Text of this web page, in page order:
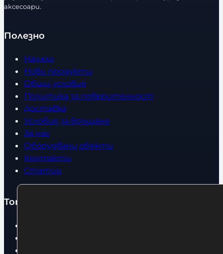
в
аксесоари.
Полезно
Начало
Нови продукти
Общи условия
Политика за поверителност
Доставка
Условия за връщане
За нас
Оборудвани обекти
Контакти
Статии
Топ категории